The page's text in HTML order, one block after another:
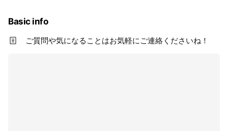
Basic info
ご質問や気になることはお気軽にご連絡くださいね！